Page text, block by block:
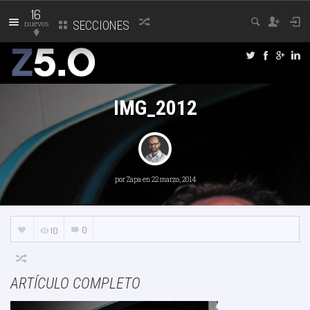
16
nuevos SECCIONES
IMG_2012
porZapaen 22 marzo, 2014
10 0
ARTÍCULO COMPLETO